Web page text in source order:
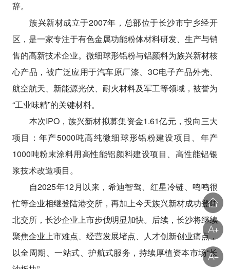
辞。
族兴新材成立于2007年，总部位于长沙市宁乡经开
区，是一家专注于有色金属功能粉体材料研发、生产与销
售的高新技术企业。微细球形铝粉与铝颜料为族兴新材核
心产品，被广泛应用于汽车原厂漆、3C电子产品外壳、
航空航天、新能源光伏、耐火材料及军工等领域，被誉为
“工业味精”的关键材料。
本次IPO，族兴新材拟募集资金1.61亿元，投向三大
项目：年产5000吨高纯微细球形铝粉建设项目、年产
1000吨粉末涂料用高性能铝颜料建设项目、高性能铝银
浆技术改造项目。
自2025年12月以来，希迪智驾、红星冷链、鸣鸣很
忙等企业相继登陆港交所，再加上今天族兴新材成功登陆
北交所，长沙企业上市步伐明显加快。后续，长沙将继续
聚焦企业上市难点、经营发展堵点、人才创新创业痛点，
以全周期、一站式、护航式服务，持续厚植资本市场“长